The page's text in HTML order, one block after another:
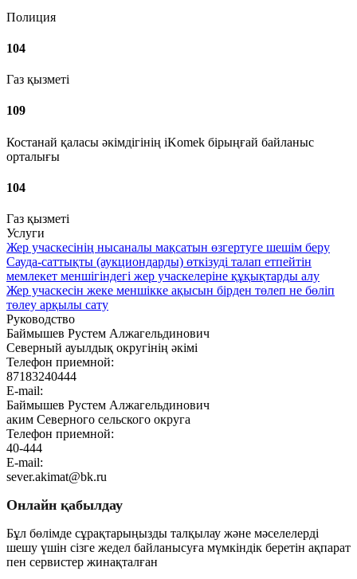
Полиция
104
Газ қызметі
109
Костанай қаласы әкімдігінің iKomek бірыңғай байланыс
орталығы
104
Газ қызметі
Услуги
Жер учаскесінің нысаналы мақсатын өзгертуге шешім беру
Сауда-саттықты (аукциондарды) өткізуді талап етпейтін
мемлекет меншігіндегі жер учаскелеріне құқықтарды алу
Жер учаскесін жеке меншікке ақысын бірден төлеп не бөліп
төлеу арқылы сату
Руководство
Баймышев Рустем Алжагельдинович
Северный ауылдық округінің әкімі
Телефон приемной:
87183240444
E-mail:
Баймышев Рустем Алжагельдинович
аким Северного сельского округа
Телефон приемной:
40-444
E-mail:
sever.akimat@bk.ru
Онлайн қабылдау
Бұл бөлімде сұрақтарыңызды талқылау және мәселелерді
шешу үшін сізге жедел байланысуға мүмкіндік беретін ақпарат
пен сервистер жинақталған